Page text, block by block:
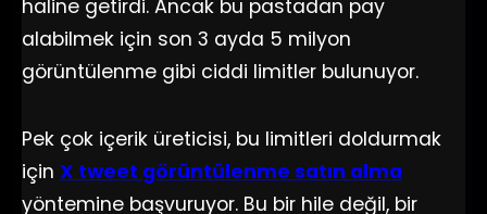
haline getirdi. Ancak bu pastadan pay
alabilmek için son 3 ayda 5 milyon
görüntülenme gibi ciddi limitler bulunuyor.
Pek çok içerik üreticisi, bu limitleri doldurmak
için X tweet görüntülenme satın alma
yöntemine başvuruyor. Bu bir hile değil, bir